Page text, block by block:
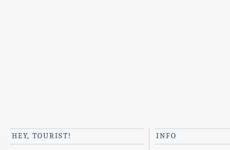
HEY, TOURIST! INFO